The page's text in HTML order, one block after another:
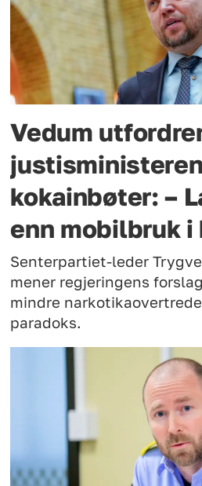
Vedum
kokainbøter: –
enn mobilbruk i
Senterpartiet-leder
mener regjeringens
mindre
paradoks.